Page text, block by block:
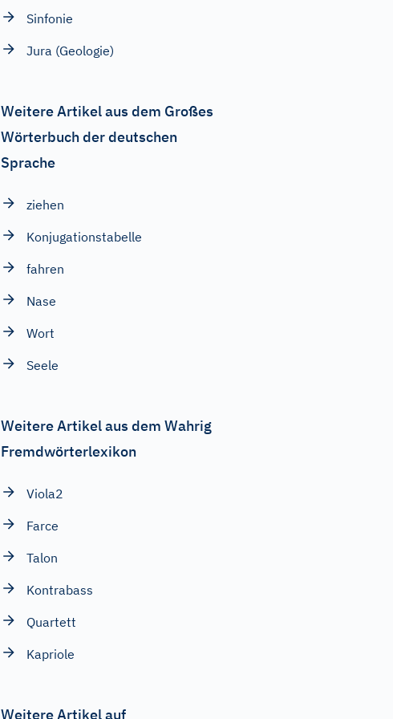
Sinfonie
Jura (Geologie)
Weitere Artikel aus dem Großes
Wörterbuch der deutschen
Sprache
ziehen
Konjugationstabelle
fahren
Nase
Wort
Seele
Weitere Artikel aus dem Wahrig
Fremdwörterlexikon
Viola2
Farce
Talon
Kontrabass
Quartett
Kapriole
Weitere Artikel auf